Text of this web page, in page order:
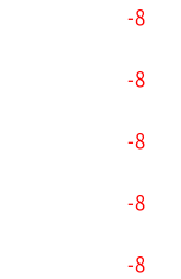
-8
-8
-8
-8
-8